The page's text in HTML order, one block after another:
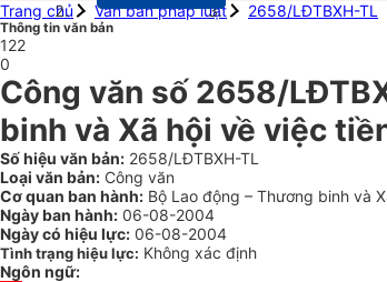
Trang chủ
Văn bản pháp luật 2658/LĐTBXH-TL
Thông tin văn bản
122
0
Công văn số 2658/
binh và Xã hội về việc
Số hiệu văn bản: 2658/LĐTBXH-TL
Loại văn bản: Công văn
Cơ quan ban hành: Bộ Lao động – Thương binh và
Ngày ban hành: 06-08-2004
Ngày có hiệu lực: 06-08-2004
Tình trạng hiệu lực: Không xác định
Ngôn ngữ: